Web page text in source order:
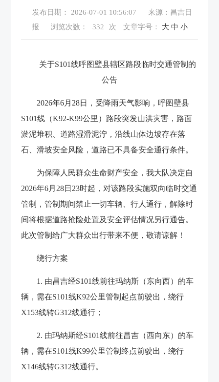
发布日期： 2026-07-01 10:56:07
来源：昌吉日
报
浏览次数： 332 次 文章字号： 大 中 小
关于S101线呼图壁县辖区路段临时交通管制的
公告
2026年6月28日，受降雨天气影响，呼图壁县
S101线（K92-K99公里）路段突发山洪灾害，路面
淤泥堆积、道路湿滑泥泞，沿线山体边坡存在落
石、滑坡安全风险，道路已不具备安全通行条件。
为保障人民群众生命财产安全，我大队决定自
2026年6月28日23时起，对该路段实施双向临时交通
管制，管制期间禁止一切车辆、行人通行，解除时
间将根据道路抢险处置及安全评估情况另行通告。
此次管制给广大群众出行带来不便，敬请谅解！
绕行方案
1. 由昌吉经S101线前往玛纳斯（东向西）的车
辆，需在S101线K92公里管制起点前驶出，绕行
X153线转G312线通行；
2. 由玛纳斯经S101线前往昌吉（西向东）的车
辆，需在S101线K99公里管制终点前驶出，绕行
X146线转G312线通行。